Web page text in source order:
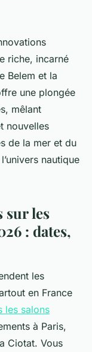
riche, incarné
Belem et la
une plongée
mêlant
nouvelles
de la mer et du
nautique
sur les
: dates,
les
en France
les salons
à Paris,
Ciotat. Vous